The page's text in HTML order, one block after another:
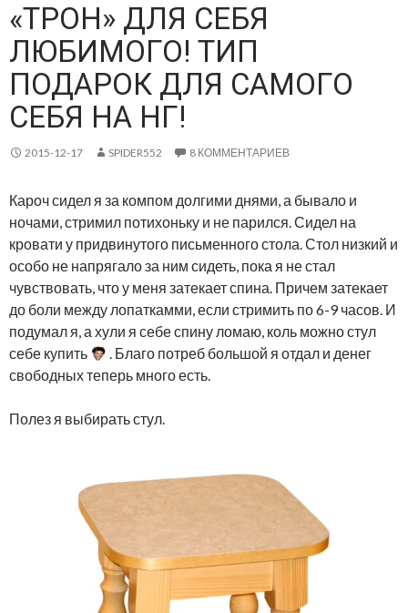
«ТРОН» ДЛЯ СЕБЯ
ЛЮБИМОГО! ТИП
ПОДАРОК ДЛЯ САМОГО
СЕБЯ НА НГ!
2015-12-17 SPIDER552 8 КОММЕНТАРИЕВ
Кароч сидел я за компом долгими днями, а бывало и
ночами, стримил потихоньку и не парился. Сидел на
кровати у придвинутого письменного стола. Стол низкий и
особо не напрягало за ним сидеть, пока я не стал
чувствовать, что у меня затекает спина. Причем затекает
до боли между лопаткамми, если стримить по 6-9 часов. И
подумал я, а хули я себе спину ломаю, коль можно стул
себе купить
. Благо потреб большой я отдал и денег
свободных теперь много есть.
Полез я выбирать стул.